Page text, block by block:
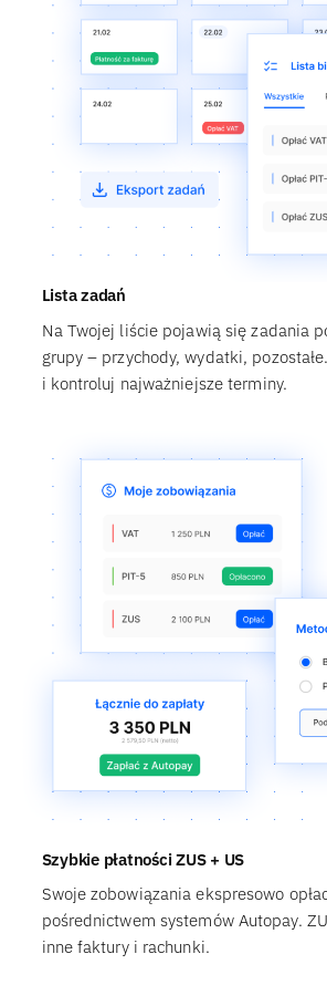
Lista zadań
Na Twojej liście pojawią się zadania
grupy – przychody, wydatki,
i kontroluj najważniejsze terminy.
Szybkie płatności ZUS + US
Swoje zobowiązania ekspresowo
pośrednictwem systemów Autopay.
inne faktury i rachunki.